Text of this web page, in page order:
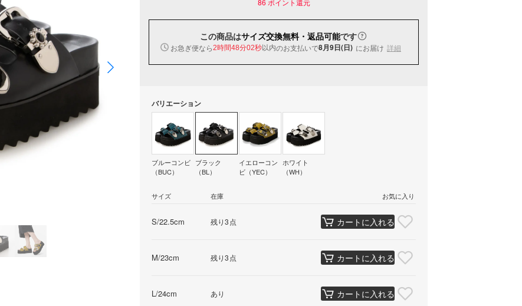
この商品はサイズ交換無料・返品可能です
お急ぎ便なら2時間48分02秒以内のお支払いで8月9日(日) にお届け 詳細
バリエーション
ブルーコンビ
（BUC）
ブラック
（BL）
イエローコン
ビ（YEC）
ホワイト
（WH）
サイズ 在庫 お気に入り
S/22.5cm 残り3点 カートに入れる
M/23cm 残り3点 カートに入れる
L/24cm あり カートに入れる